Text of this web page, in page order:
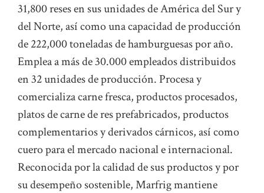
31,800 reses en sus unidades de América del Sur y
del Norte, así como una capacidad de producción
de 222,000 toneladas de hamburguesas por año.
Emplea a más de 30.000 empleados distribuidos
en 32 unidades de producción. Procesa y
comercializa carne fresca, productos procesados,
platos de carne de res prefabricados, productos
complementarios y derivados cárnicos, así como
cuero para el mercado nacional e internacional.
Reconocida por la calidad de sus productos y por
su desempeño sostenible, Marfrig mantiene